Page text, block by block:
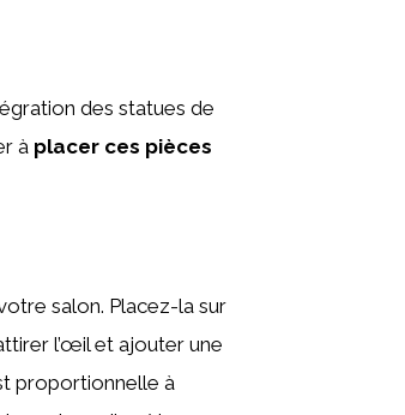
des statues de
à placer ces pièces
salon. Placez-la sur
l’œil et ajouter une
proportionnelle à